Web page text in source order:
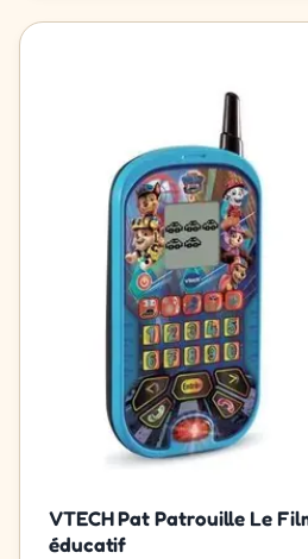
VTECH Pat Patrouille Le
éducatif